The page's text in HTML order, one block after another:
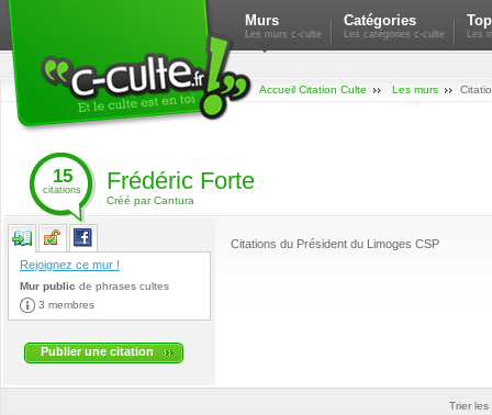
Murs
Les murs c-culte
Catégories
Les catégories c-culte Les
Accueil Citation Culte Les murs
15
citations Frédéric Forte
Créé par Cantura
Rejoignez ce mur !
Mur public de phrases cultes
3 membres
Publier une citation
Citations du Président du Limoges CSP
Trier